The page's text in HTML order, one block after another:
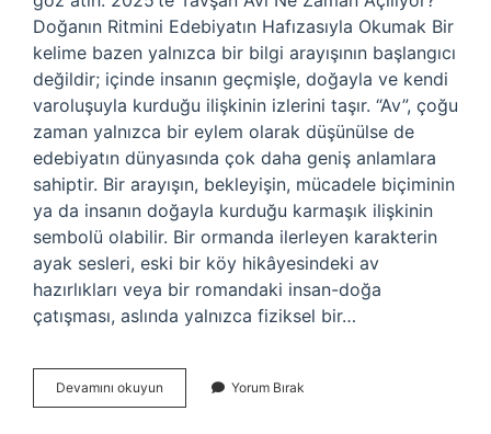
Doğanın Ritmini Edebiyatın Hafızasıyla Okumak Bir
kelime bazen yalnızca bir bilgi arayışının başlangıcı
değildir; içinde insanın geçmişle, doğayla ve kendi
varoluşuyla kurduğu ilişkinin izlerini taşır. “Av”, çoğu
zaman yalnızca bir eylem olarak düşünülse de
edebiyatın dünyasında çok daha geniş anlamlara
sahiptir. Bir arayışın, bekleyişin, mücadele biçiminin
ya da insanın doğayla kurduğu karmaşık ilişkinin
sembolü olabilir. Bir ormanda ilerleyen karakterin
ayak sesleri, eski bir köy hikâyesindeki av
hazırlıkları veya bir romandaki insan-doğa
çatışması, aslında yalnızca fiziksel bir…
Devamını okuyun
tavşan
Yorum Bırak